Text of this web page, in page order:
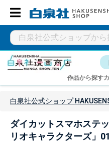
作品から探す
白泉社公式ショップ
ダイカットスマホステ
リオキャラクターズ」